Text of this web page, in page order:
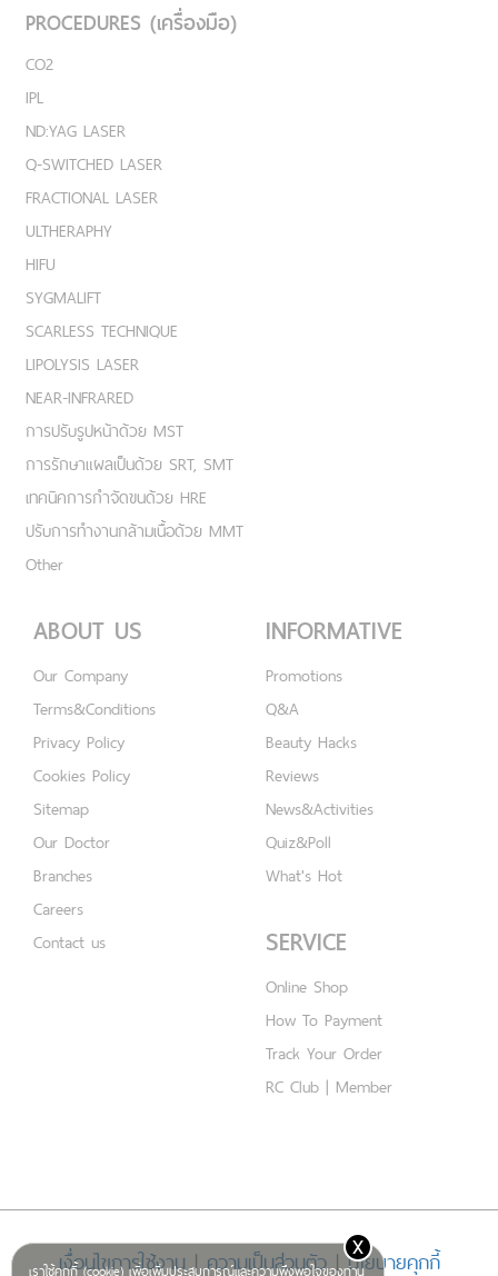
เราใช้คุกกี้ (cookie) เพื่อเพิ่มประสบการณ์และความพึงพอใจของท่าน
x
PROCEDURES (เครื่องมือ)
CO2
IPL
ND:YAG LASER
Q-SWITCHED LASER
FRACTIONAL LASER
ULTHERAPHY
HIFU
SYGMALIFT
SCARLESS TECHNIQUE
LIPOLYSIS LASER
NEAR-INFRARED
การปรับรูปหน้าด้วย MST
การรักษาแผลเป็นด้วย SRT, SMT
เทคนิคการกำจัดขนด้วย HRE
ปรับการทำงานกล้ามเนื้อด้วย MMT
Other
ABOUT US
Our Company
Terms&Conditions
Privacy Policy
Cookies Policy
Sitemap
Our Doctor
Branches
Careers
Contact us
INFORMATIVE
Promotions
Q&A
Beauty Hacks
Reviews
News&Activities
Quiz&Poll
What's Hot
SERVICE
Online Shop
How To Payment
Track Your Order
RC Club | Member
เงื่อนไขการใช้งาน|ความเป็นส่วนตัว|นโยบายคุกกี้